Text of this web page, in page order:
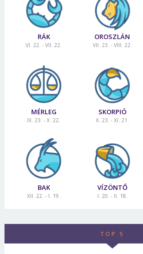
RÁK
VI. 22. - VII. 22.
OROSZLÁN
VII. 23. - VIII. 22.
MÉRLEG
IX. 23. - X. 22.
SKORPIÓ
X. 23. - XI. 21.
BAK
XII. 22. - I. 19.
VÍZÖNTŐ
I. 20. - II. 18.
TOP 5